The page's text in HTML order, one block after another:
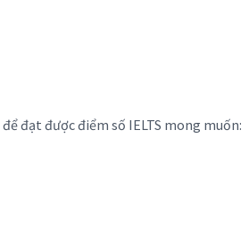
đạt được điểm số IELTS mong muốn: